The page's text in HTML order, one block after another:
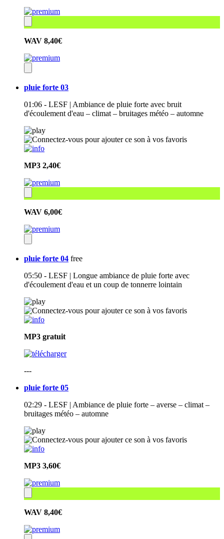
WAV 8,40€
pluie forte 03
01:06 - LESF | Ambiance de pluie forte avec bruit
d'écoulement d'eau – climat – bruitages météo – automne
MP3 2,40€
WAV 6,00€
pluie forte 04 free
05:50 - LESF | Longue ambiance de pluie forte avec
d'écoulement d'eau et un coup de tonnerre lointain
MP3 gratuit
---
pluie forte 05
02:29 - LESF | Ambiance de pluie forte – averse – climat –
bruitages météo – automne
MP3 3,60€
WAV 8,40€